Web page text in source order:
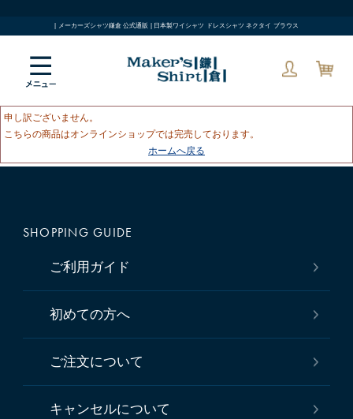
| メーカーズシャツ鎌倉 公式通販 | 日本製ワイシャツ ドレスシャツ ネクタイ ブラウス
申し訳ございません。
こちらの商品はオンラインショップでは完売しております。
ホームへ戻る
SHOPPING GUIDE
ご利用ガイド
初めての方へ
ご注文について
キャンセルについて